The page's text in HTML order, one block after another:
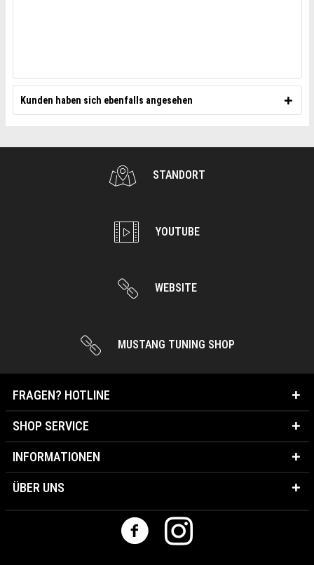
Kunden haben sich ebenfalls angesehen
STANDORT
YOUTUBE
WEBSITE
MUSTANG TUNING SHOP
FRAGEN? HOTLINE
SHOP SERVICE
INFORMATIONEN
ÜBER UNS